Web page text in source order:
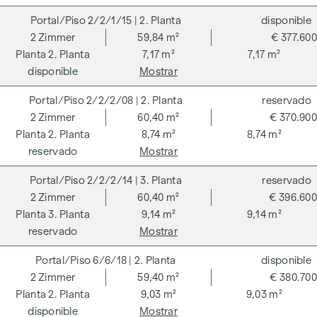
centro de los GRAND GARDENS. Las certificaciones
independientes hacen transparente una estrategia holística
de sostenibilidad. El comprador de un condominio
certificado por el DGNB (Consejo Alemán de Construcción
Sostenible) se beneficia de diversas ventajas que abarcan
aspectos ecológicos, económicos y socioculturales. En la
página siguiente encontrará algunas de las principales
ventajas.
COSTES ADICIONALES
En aras del buen orden, nos gustaría señalar que, a menos
que se indique lo contrario en la oferta, se deberá abonar
una comisión al finalizar con éxito la transacción según las
BGBI. 262 y 297/1996 - es decir, el 3% del precio de compra
más el 20% de IVA. Esta obligación de comisión también se
aplica si transmite a terceros la información que se le ha
facilitado. Existe una estrecha relación económica con el
2/2/1/15 | 2. Planta
2. Planta
2 Zimmer
59,84 m²
7,17 m²
7,17 m²
€ 377.600
disponible
disponible
Mostrar
2/2/2/08 | 2. Planta
2. Planta
2 Zimmer
60,40 m²
8,74 m²
8,74 m²
€ 370.900
reservado
reservado
Mostrar
2/2/2/14 | 3. Planta
3. Planta
2 Zimmer
60,40 m²
9,14 m²
9,14 m²
€ 396.600
reservado
reservado
Mostrar
6/6/18 | 2. Planta
2. Planta
2 Zimmer
59,40 m²
9,03 m²
9,03 m²
€ 380.700
disponible
disponible
Mostrar